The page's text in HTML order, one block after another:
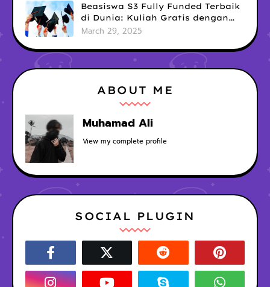
Beasiswa S3 Fully Funded Terbaik
di Dunia: Kuliah Gratis dengan
Tunjangan Hidup Mewah!
March 29, 2025
ABOUT ME
Muhamad Ali
View my complete profile
SOCIAL PLUGIN